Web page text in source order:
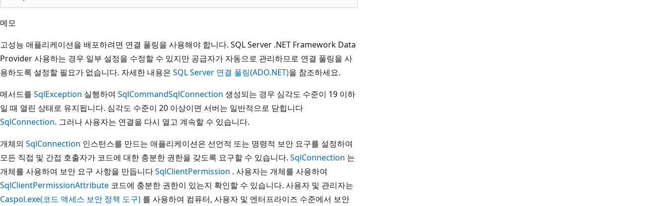
메모
고성능 애플리케이션을 배포하려면 연결 풀링을 사용해야 합니다. SQL Server .NET Framework Data
Provider 사용하는 경우 일부 설정을 수정할 수 있지만 공급자가 자동으로 관리하므로 연결 풀링을 사
용하도록 설정할 필요가 없습니다. 자세한 내용은 SQL Server 연결 풀링(ADO.NET)을 참조하세요.
메서드를 SqlException 실행하여 SqlCommandSqlConnection 생성되는 경우 심각도 수준이 19 이하
일 때 열린 상태로 유지됩니다. 심각도 수준이 20 이상이면 서버는 일반적으로 닫힙니다
SqlConnection. 그러나 사용자는 연결을 다시 열고 계속할 수 있습니다.
개체의 SqlConnection 인스턴스를 만드는 애플리케이션은 선언적 또는 명령적 보안 요구를 설정하여
모든 직접 및 간접 호출자가 코드에 대한 충분한 권한을 갖도록 요구할 수 있습니다. SqlConnection 는
개체를 사용하여 보안 요구 사항을 만듭니다SqlClientPermission . 사용자는 개체를 사용하여
SqlClientPermissionAttribute 코드에 충분한 권한이 있는지 확인할 수 있습니다. 사용자 및 관리자는
Caspol.exe(코드 액세스 보안 정책 도구) 를 사용하여 컴퓨터, 사용자 및 엔터프라이즈 수준에서 보안